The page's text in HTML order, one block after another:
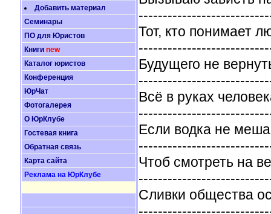
Добавить материал
Семинары
ПО для Юристов
Книги new
Каталог юристов
Конференция
ЮрЧат
Фотогалерея
О ЮрКлубе
Гостевая книга
Обратная связь
Карта сайта
Реклама на ЮрКлубе
Тот, кто понимает
Будущего не
Всё в руках
Если водка не
Чтоб смотреть на
Сливки общества